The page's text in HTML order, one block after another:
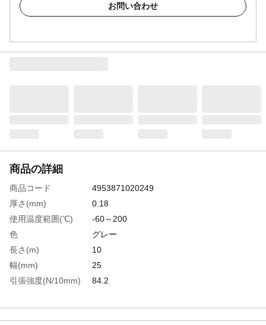
お問い合わせ
商品の詳細
商品コード
4953871020249
厚さ(mm)
0.18
使用温度範囲(℃)
-60～200
色
グレー
長さ(m)
10
幅(mm)
25
引張強度(N/10mm)
84.2
生産国
日本